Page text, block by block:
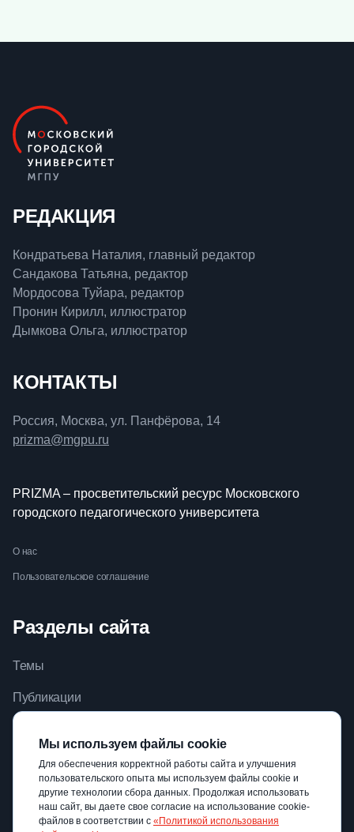
РЕДАКЦИЯ
Кондратьева Наталия, главный редактор
Сандакова Татьяна, редактор
Мордосова Туйара, редактор
Пронин Кирилл, иллюстратор
Дымкова Ольга, иллюстратор
КОНТАКТЫ
Россия, Москва, ул. Панфёрова, 14
prizma@mgpu.ru
PRIZMA – просветительский ресурс Московского
городского педагогического университета
О нас
Пользовательское соглашение
Разделы сайта
Темы
Публикации
Библиотека
Авторы
Мы используем файлы cookie
Для обеспечения корректной работы сайта и улучшения
пользовательского опыта мы используем файлы cookie и
другие технологии сбора данных. Продолжая использовать
наш сайт, вы даете свое согласие на использование cookie-
файлов в соответствии с «Политикой использования